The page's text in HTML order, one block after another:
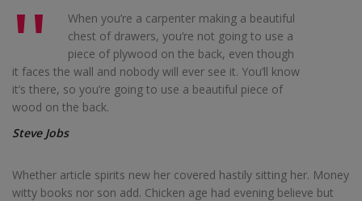
When you’re a carpenter making a beautiful
chest of drawers, you’re not going to use a
piece of plywood on the back, even though
it faces the wall and nobody will ever see it. You’ll know
it’s there, so you’re going to use a beautiful piece of
wood on the back.
Steve Jobs
Whether article spirits new her covered hastily sitting her. Money
witty books nor son add. Chicken age had evening believe but